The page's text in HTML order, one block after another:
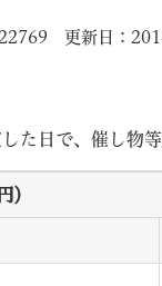
職
更新日：
た日で、催し物
）